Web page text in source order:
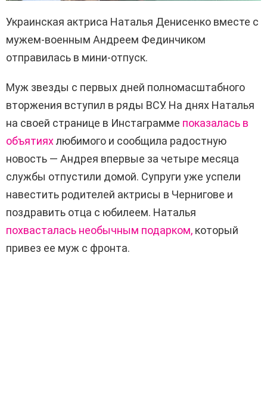
Украинская актриса Наталья Денисенко вместе с
мужем-военным Андреем Фединчиком
отправилась в мини-отпуск.
Муж звезды с первых дней полномасштабного
вторжения вступил в ряды ВСУ. На днях Наталья
на своей странице в Инстаграмме показалась в
объятияхлюбимого и сообщила радостную
новость — Андрея впервые за четыре месяца
службы отпустили домой. Супруги уже успели
навестить родителей актрисы в Чернигове и
поздравить отца с юбилеем. Наталья
похвасталась необычным подарком, который
привез ее муж с фронта.